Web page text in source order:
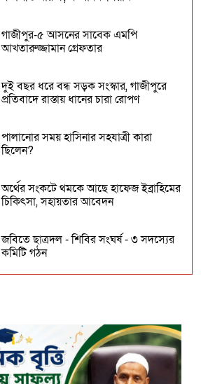
গাজীপুর-৫ আসনের সাবেক এমপি
আখতারুজ্জামান গ্রেফতার
দুই বছর ধরে বন্ধ সড়ক সংস্কার, গাজীপুরে
প্রতিবাদে রাস্তায় ধানের চারা রোপণ
পালানোর সময় হাসিনার সহযাত্রী কারা
ছিলেন?
অর্থের সংকটে থমকে আছে হাফেজ ইব্রাহিমের
চিকিৎসা, সহায়তার আবেদন
জবিতে ছাত্রদল - শিবির সংঘর্ষ - ৩ সদস্যের
কমিটি গঠন
জকসু ভিপি ও জিএসকে ক্যাম্পাসছাড়া করল
ছাত্রদল